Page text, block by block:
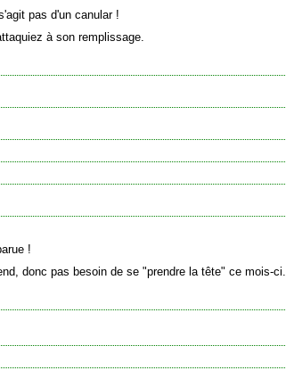
pas d'un canular !
à son remplissage.
!
donc pas besoin de se "prendre la tête" ce mois-ci.